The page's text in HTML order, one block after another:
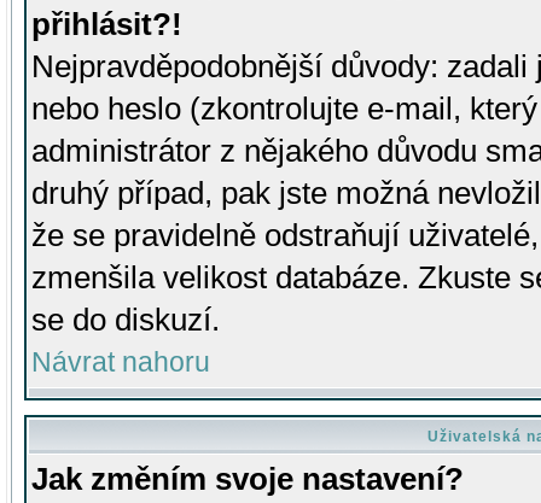
přihlásit?!
Nejpravděpodobnější důvody:
nebo heslo (zkontrolujte e-mail,
administrátor z nějakého důvodu
druhý případ, pak jste možná
že se pravidelně odstraňují
zmenšila velikost databáze. Zkuste
se do diskuzí.
Návrat nahoru
Uživatelská
Jak změním svoje nastavení?